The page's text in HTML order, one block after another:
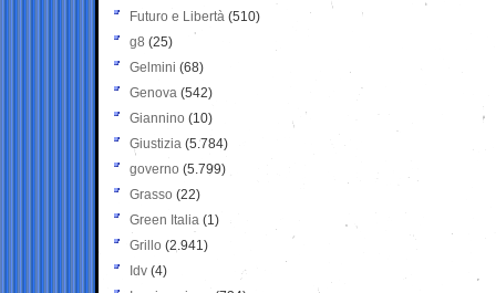
Futuro e Libertà (510)
g8 (25)
Gelmini (68)
Genova (542)
Giannino (10)
Giustizia (5.784)
governo (5.799)
Grasso (22)
Green Italia (1)
Grillo (2.941)
Idv (4)